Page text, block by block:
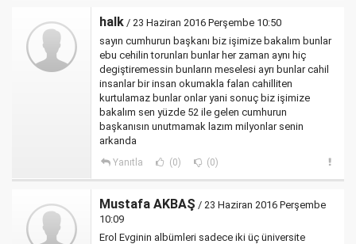
halk / 23 Haziran 2016 Perşembe 10:50
sayın cumhurun başkanı biz işimize bakalım bunlar
ebu cehilin torunları bunlar her zaman aynı hiç
degiştiremessin bunların meselesi ayrı bunlar cahil
insanlar bir insan okumakla falan cahilliten
kurtulamaz bunlar onlar yani sonuç biz işimize
bakalım sen yüzde 52 ile gelen cumhurun
başkanısın unutmamak lazım milyonlar senin
arkanda
Yanıtla (0) (0)
Mustafa AKBAŞ / 23 Haziran 2016 Perşembe
10:09
Erol Evginin albümleri sadece iki üç üniversite